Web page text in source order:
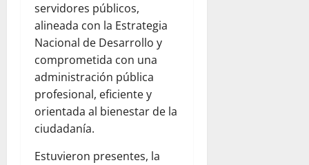
servidores públicos,
alineada con la Estrategia
Nacional de Desarrollo y
comprometida con una
administración pública
profesional, eficiente y
orientada al bienestar de la
ciudadanía.
Estuvieron presentes, la